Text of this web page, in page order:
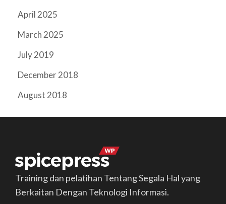
April 2025
March 2025
July 2019
December 2018
August 2018
Training dan pelatihan Tentang Segala Hal yang
Berkaitan Dengan Teknologi Informasi.